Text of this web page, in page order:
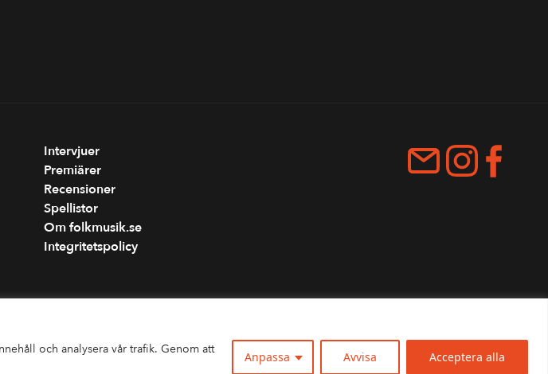
och analysera vår trafik. Genom att
Anpassa Avvisa Acceptera alla
Intervjuer
Premiärer
Recensioner
Spellistor
Om folkmusik.se
Integritetspolicy